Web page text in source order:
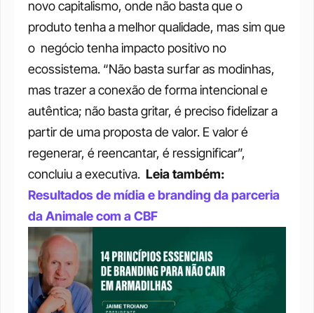
novo capitalismo, onde não basta que o
produto tenha a melhor qualidade, mas sim que
o  negócio tenha impacto positivo no
ecossistema. “Não basta surfar as modinhas,
mas trazer a conexão de forma intencional e
autêntica; não basta gritar, é preciso fidelizar a
partir de uma proposta de valor. E valor é
regenerar, é reencantar, é ressignificar”,
concluiu a executiva.
Resultados de mídia e branding da parceria
da Animale com a CBF